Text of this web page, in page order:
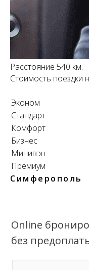
Расстояние 540 км.
Стоимость поездки
Эконом
Стандарт
Комфорт
Бизнес
Минивэн
Премиум
Симферополь
Online
без